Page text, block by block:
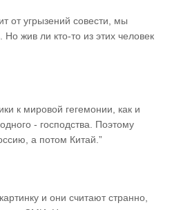
от угрызений совести, мы
жив ли кто-то из этих человек
к мировой гегемонии, как и
- господства. Поэтому
а потом Китай.”
и они считают странно,